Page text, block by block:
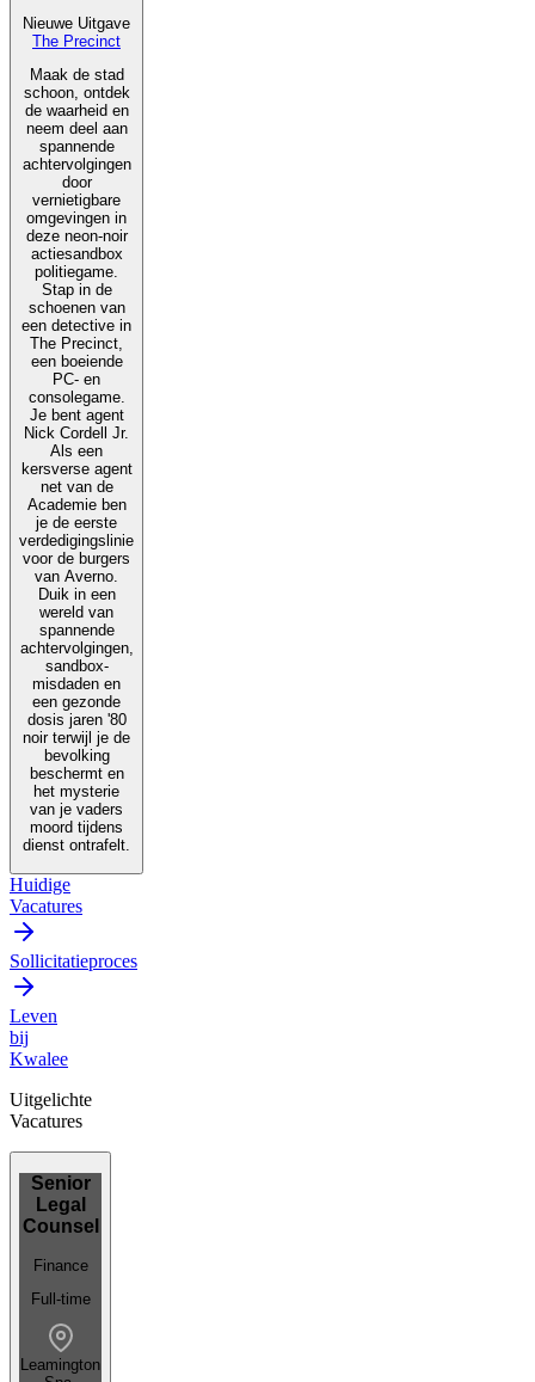
Nieuwe Uitgave
The Precinct
Maak de stad
schoon, ontdek
de waarheid en
neem deel aan
spannende
achtervolgingen
door
vernietigbare
omgevingen in
deze neon-noir
actiesandbox
politiegame.
Stap in de
schoenen van
een detective in
The Precinct,
een boeiende
PC- en
consolegame.
Je bent agent
Nick Cordell Jr.
Als een
kersverse agent
net van de
Academie ben
je de eerste
verdedigingslinie
voor de burgers
van Averno.
Duik in een
wereld van
spannende
achtervolgingen,
sandbox-
misdaden en
een gezonde
dosis jaren '80
noir terwijl je de
bevolking
beschermt en
het mysterie
van je vaders
moord tijdens
dienst ontrafelt.
Huidige
Vacatures
Sollicitatieproces
Leven
bij
Kwalee
Uitgelichte
Vacatures
Senior
Legal
Counsel
Finance
Full-time
Leamington